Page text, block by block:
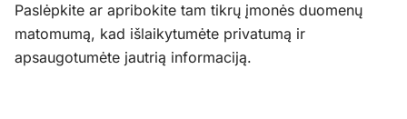
Paslėpkite ar apribokite tam tikrų įmonės duomenų
matomumą, kad išlaikytumėte privatumą ir
apsaugotumėte jautrią informaciją.